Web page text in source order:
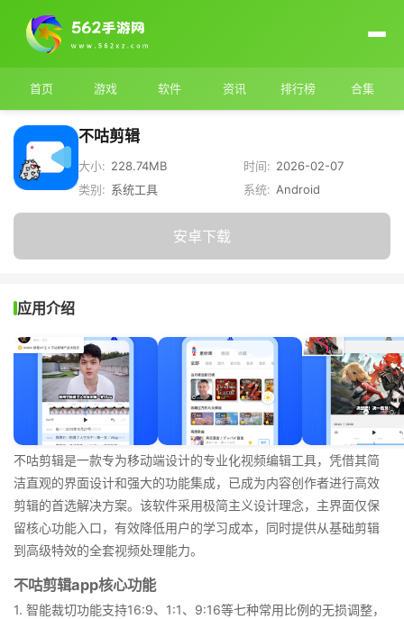
首页 游戏 软件 资讯 排行榜 合集
不咕剪辑
大小: 228.74MB 时间: 2026-02-07
类别: 系统工具 系统: Android
安卓下载
应用介绍
不咕剪辑是一款专为移动端设计的专业化视频编辑工具，凭借其简
洁直观的界面设计和强大的功能集成，已成为内容创作者进行高效
剪辑的首选解决方案。该软件采用极简主义设计理念，主界面仅保
留核心功能入口，有效降低用户的学习成本，同时提供从基础剪辑
到高级特效的全套视频处理能力。
不咕剪辑app核心功能
1. 智能裁切功能支持16:9、1:1、9:16等七种常用比例的无损调整，